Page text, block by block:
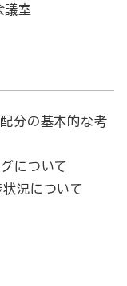
議室
配分の基本的な考
グについて
状況について